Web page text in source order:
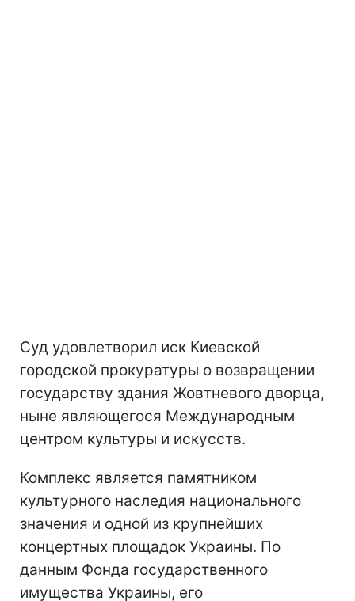
Суд удовлетворил иск Киевской
городской прокуратуры о возвращении
государству здания Жовтневого дворца,
ныне являющегося Международным
центром культуры и искусств.
Комплекс является памятником
культурного наследия национального
значения и одной из крупнейших
концертных площадок Украины. По
данным Фонда государственного
имущества Украины, его